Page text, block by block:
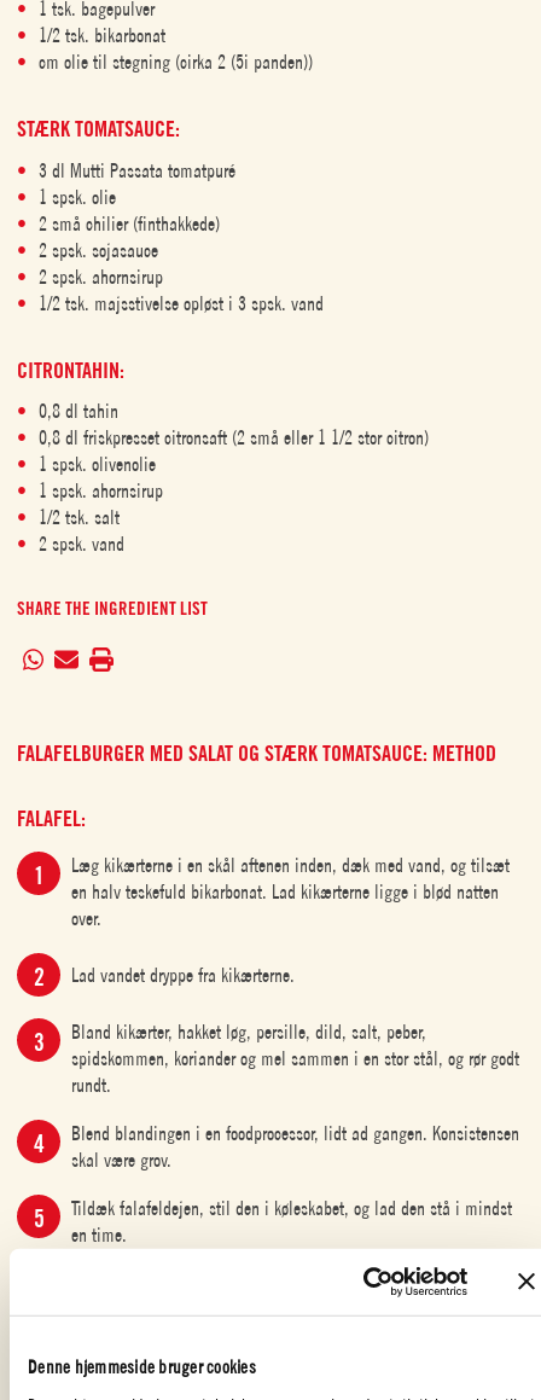
Denne hjemmeside bruger cookies
1 tsk. bagepulver
1/2 tsk. bikarbonat
cm olie til stegning (cirka 2 (5i panden))
STÆRK TOMATSAUCE:
3 dl Mutti Passata tomatpuré
1 spsk. olie
2 små chilier (finthakkede)
2 spsk. sojasauce
2 spsk. ahornsirup
1/2 tsk. majsstivelse opløst i 3 spsk. vand
CITRONTAHIN:
0,8 dl tahin
0,8 dl friskpresset citronsaft (2 små eller 1 1/2 stor citron)
1 spsk. olivenolie
1 spsk. ahornsirup
1/2 tsk. salt
2 spsk. vand
SHARE THE INGREDIENT LIST
FALAFELBURGER MED SALAT OG STÆRK TOMATSAUCE: METHOD
FALAFEL:
Læg kikærterne i en skål aftenen inden, dæk med vand, og tilsæt
en halv teskefuld bikarbonat. Lad kikærterne ligge i blød natten
over.
Lad vandet dryppe fra kikærterne.
Bland kikærter, hakket løg, persille, dild, salt, peber,
spidskommen, koriander og mel sammen i en stor stål, og rør godt
rundt.
Blend blandingen i en foodprocessor, lidt ad gangen. Konsistensen
skal være grov.
Tildæk falafeldejen, stil den i køleskabet, og lad den stå i mindst
en time.
Hæld 2,5 cm olie op i en stegepande, og varm den op til 180 °C.
spiseskefulde dej i hånden, form til en kugle, og pres den lidt flad.